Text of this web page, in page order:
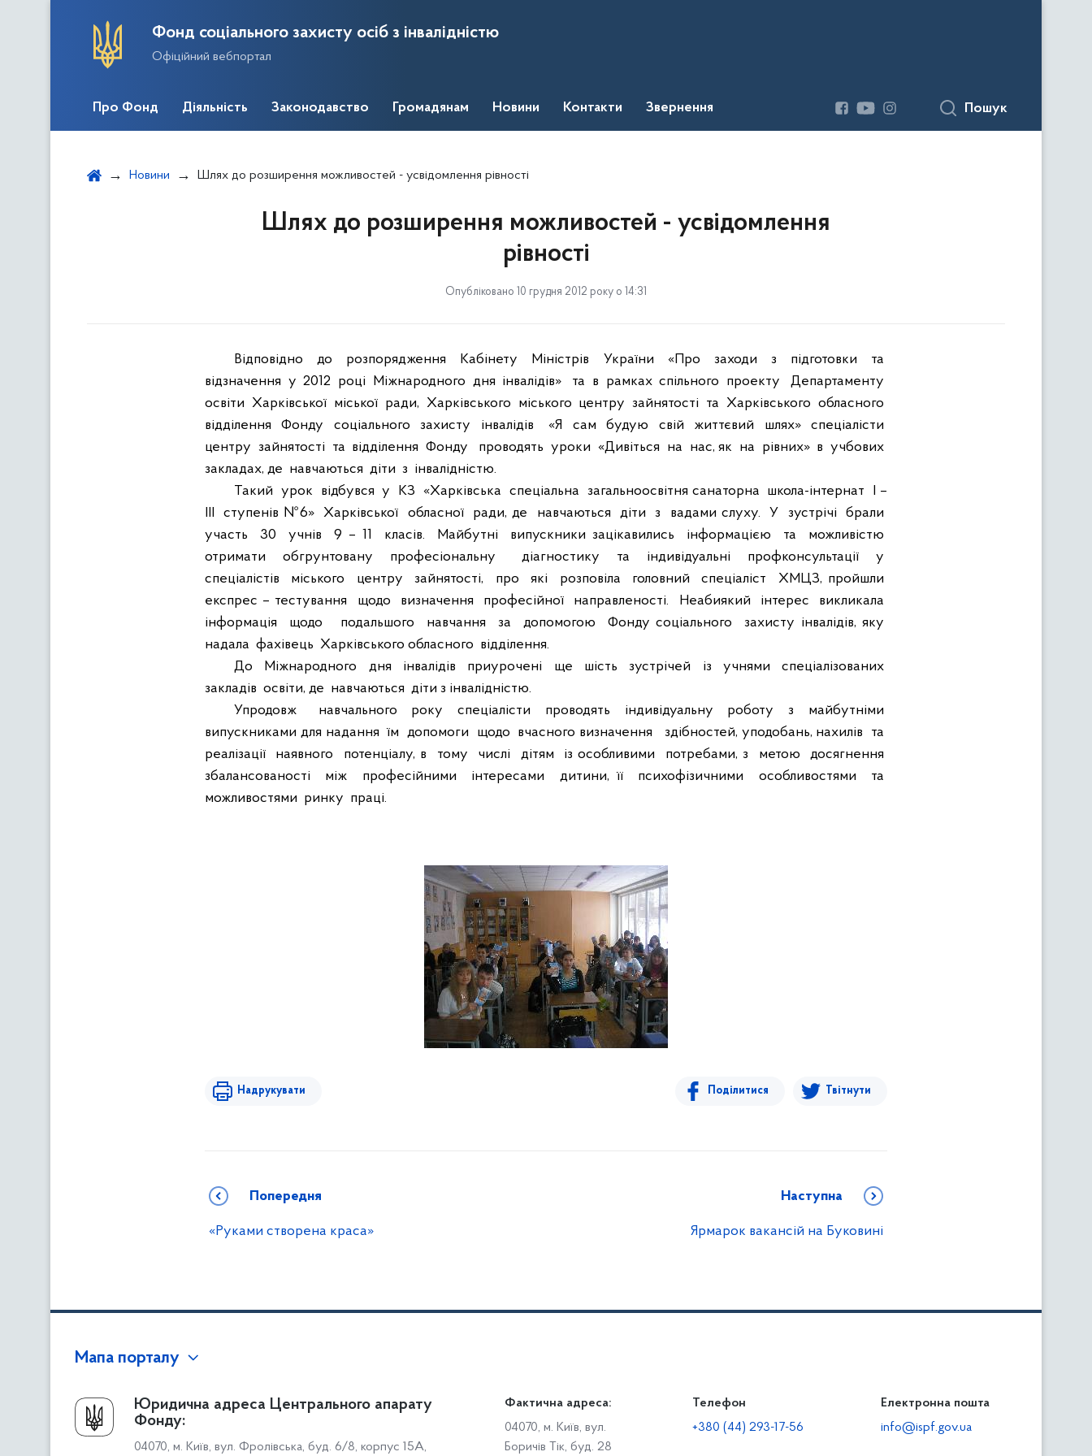
Фонд соціального захисту осіб з інвалідністю
Офіційний вебпортал
Про Фонд Діяльність Законодавство Громадянам Новини Контакти Звернення Пошук
Новини Шлях до розширення можливостей - усвідомлення рівності
Шлях до розширення можливостей - усвідомлення
рівності
Опубліковано 10 грудня 2012 року о 14:31
Відповідно до розпорядження Кабінету Міністрів України «Про заходи з підготовки
та
відзначення у 2012 році Міжнародного дня інвалідів» та в рамках спільного проекту
Департаменту
освіти Харківської міської ради, Харківського міського центру зайнятості та Харківського обласного
відділення
Фонду соціального захисту інвалідів «Я сам будую свій життєвий шлях»
спеціалісти
центру зайнятості та відділення Фонду проводять уроки «Дивіться на нас, як на рівних» в учбових
закладах, де навчаються діти з інвалідністю.
Такий урок відбувся у КЗ «Харківська спеціальна загальноосвітня санаторна школа-інтернат I –
III
ступенів №6» Харківської обласної ради, де навчаються діти з вадами слуху. У зустрічі
брали
участь
30 учнів 9 – 11 класів. Майбутні випускники зацікавились інформацією та
можливістю
отримати
обгрунтовану професіональну діагностику та індивідуальні профконсультації
у
спеціалістів
міського центру зайнятості, про які розповіла головний спеціаліст
ХМЦЗ, пройшли
експрес – тестування
щодо визначення професійної направленості. Неабиякий інтерес
викликала
інформація
щодо подальшого навчання за допомогою Фонду соціального
захисту інвалідів, яку
надала фахівець Харківського обласного відділення.
До
Міжнародного дня інвалідів приурочені ще шість зустрічей із учнями
спеціалізованих
закладів освіти, де навчаються діти з інвалідністю.
Упродовж
навчального року спеціалісти проводять індивідуальну роботу з
майбутніми
випускниками для надання їм допомоги щодо вчасного визначення здібностей, уподобань, нахилів
та
реалізації
наявного потенціалу, в тому числі дітям із особливими потребами, з метою
досягнення
збалансованості
між професійними інтересами дитини, її психофізичними особливостями
та
можливостями ринку праці.
Надрукувати Поділитися Твітнути
Попередня
«Руками створена краса»
Наступна
Ярмарок вакансій на Буковині
Мапа порталу
Про Фонд
Керівництво
Структура Фонду
Громадянам
Доступ до публічної інформації
Звіти щодо роботи із запитами на отримання публічної
Діяльність
Роботодавцям
Юридична адреса Центрального апарату
Фонду:
04070, м. Київ, вул. Фролівська, буд. 6/8, корпус 15А,
Фактична адреса:
04070, м. Київ, вул.
Боричів Тік, буд. 28
Телефон
+380 (44) 293-17-56
Електронна пошта
info@ispf.gov.ua